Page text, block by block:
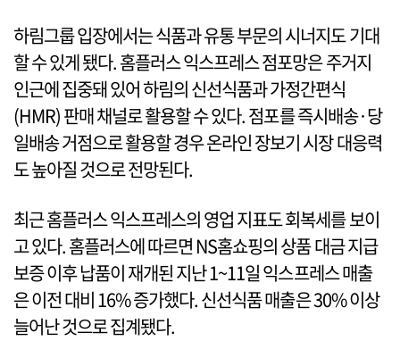
하림그룹 입장에서는 식품과 유통 부문의 시너지도 기대
할 수 있게 됐다. 홈플러스 익스프레스 점포망은 주거지
인근에 집중돼 있어 하림의 신선식품과 가정간편식
(HMR) 판매 채널로 활용할 수 있다. 점포를 즉시배송·당
일배송 거점으로 활용할 경우 온라인 장보기 시장 대응력
도 높아질 것으로 전망된다.
최근 홈플러스 익스프레스의 영업 지표도 회복세를 보이
고 있다. 홈플러스에 따르면 NS홈쇼핑의 상품 대금 지급
보증 이후 납품이 재개된 지난 1~11일 익스프레스 매출
은 이전 대비 16% 증가했다. 신선식품 매출은 30% 이상
늘어난 것으로 집계됐다.